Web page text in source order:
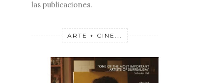
las publicaciones.
ARTE + CINE...